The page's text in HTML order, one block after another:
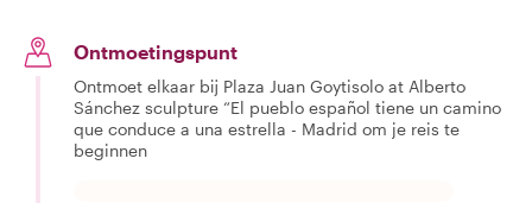
Ontmoetingspunt
Ontmoet elkaar bij Plaza Juan Goytisolo at Alberto
Sánchez sculpture “El pueblo español tiene un camino
que conduce a una estrella - Madrid om je reis te
beginnen